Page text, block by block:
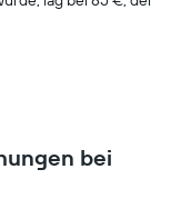
bei